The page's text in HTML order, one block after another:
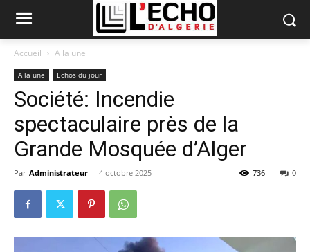
Accueil A la une
A la une Echos du jour
Société: Incendie
spectaculaire près de la
Grande Mosquée d’Alger
Par Administrateur - 4 octobre 2025 0
736